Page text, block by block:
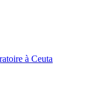
à Ceuta